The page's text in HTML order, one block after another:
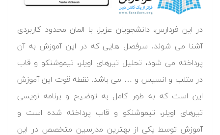
در این فردارس، دانشجویان عزیز، با المان محدود کاربردی
آشنا می شوند. سرفصل هایی که در این آموزش به آن
پرداخته می شود، تحلیل تیرهای اویلر، تیموشنکو و قاب
در متلب و انسیس و … می باشد. نقطه قوت این آموزش
این است که به طور کامل به توضیح و برنامه نویسی
تیرهای اویلر، تیموشنکو و قاب پرداخته شده است و
آموزش توسط یکی از بهترین مدرسین متخصص در این